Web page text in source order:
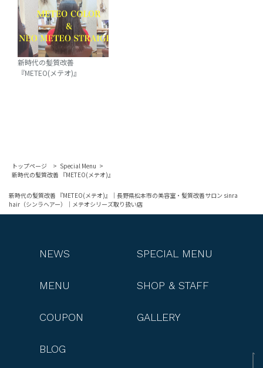
新時代の髪質改善
『METEO(メテオ)』
トップページ
Special Menu
新時代の髪質改善 『METEO(メテオ)』
新時代の髪質改善 『METEO(メテオ)』｜長野県松本市の美容室・髪質改善サロン sinra
hair（シンラヘアー）｜メテオシリーズ取り扱い店
NEWS SPECIAL MENU
MENU SHOP & STAFF
COUPON GALLERY
BLOG